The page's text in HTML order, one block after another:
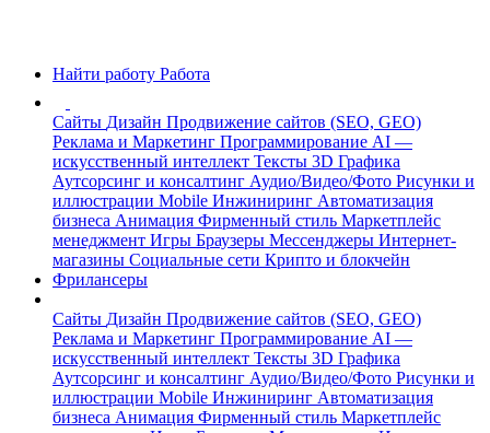
Найти работу Работа
Сайты Дизайн Продвижение сайтов (SEO, GEO)
Реклама и Маркетинг Программирование AI —
искусственный интеллект Тексты 3D Графика
Аутсорсинг и консалтинг Аудио/Видео/Фото Рисунки и
иллюстрации Mobile Инжиниринг Автоматизация
бизнеса Анимация Фирменный стиль Маркетплейс
менеджмент Игры Браузеры Мессенджеры Интернет-
магазины Социальные сети Крипто и блокчейн
Фрилансеры
Сайты Дизайн Продвижение сайтов (SEO, GEO)
Реклама и Маркетинг Программирование AI —
искусственный интеллект Тексты 3D Графика
Аутсорсинг и консалтинг Аудио/Видео/Фото Рисунки и
иллюстрации Mobile Инжиниринг Автоматизация
бизнеса Анимация Фирменный стиль Маркетплейс